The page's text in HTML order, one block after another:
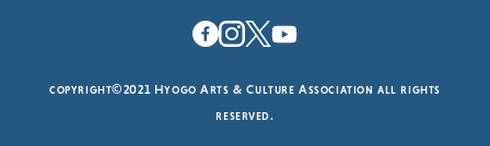
copyright©2021 Hyogo Arts & Culture Association all rights
reserved.